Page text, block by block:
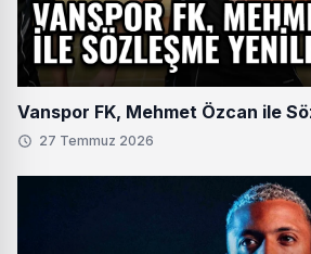
Vanspor FK, Mehmet Özcan ile
27 Temmuz 2026